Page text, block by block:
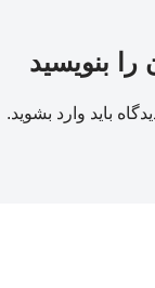
را بنویسید
باید وارد بشوید.